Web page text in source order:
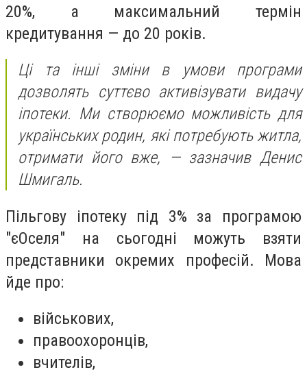
20%, а максимальний термін
кредитування — до 20 років.
Ці та інші зміни в умови програми
дозволять суттєво активізувати видачу
іпотеки. Ми створюємо можливість для
українських родин, які потребують житла,
отримати його вже, — зазначив Денис
Шмигаль.
Пільгову іпотеку під 3% за програмою
"єОселя" на сьогодні можуть взяти
представники окремих професій. Мова
йде про:
військових,
правоохоронців,
вчителів,